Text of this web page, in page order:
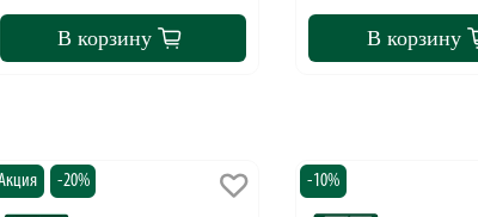
В корзину В корзину
-20% -10%